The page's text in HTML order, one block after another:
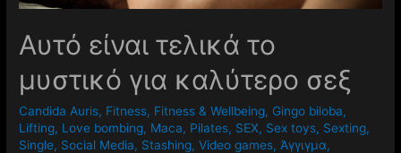
Αυτό είναι τελικά το
μυστικό για καλύτερο σεξ
Candida Auris, Fitness, Fitness & Wellbeing, Gingo biloba,
Lifting, Love bombing, Maca, Pilates, SEX, Sex toys, Sexting,
Single, Social Media, Stashing,Video games, Άγγιγμα,